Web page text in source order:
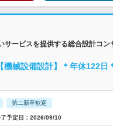
サービスを提供する総合設計コン
機械設備設計】＊年休122日
第二新卒歓迎
予定日：2026/09/10